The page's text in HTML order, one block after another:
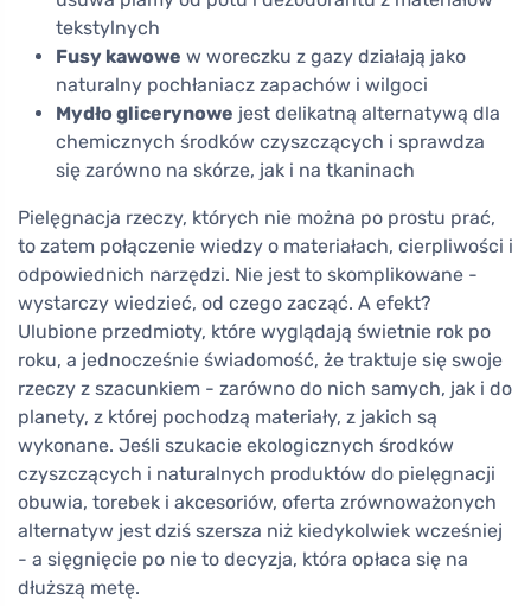
tekstylnych
Fusy kawowe w woreczku z gazy działają jako
naturalny pochłaniacz zapachów i wilgoci
Mydło glicerynowe jest delikatną alternatywą dla
chemicznych środków czyszczących i sprawdza
się zarówno na skórze, jak i na tkaninach
Pielęgnacja rzeczy, których nie można po prostu prać,
to zatem połączenie wiedzy o materiałach, cierpliwości i
odpowiednich narzędzi. Nie jest to skomplikowane -
wystarczy wiedzieć, od czego zacząć. A efekt?
Ulubione przedmioty, które wyglądają świetnie rok po
roku, a jednocześnie świadomość, że traktuje się swoje
rzeczy z szacunkiem - zarówno do nich samych, jak i do
planety, z której pochodzą materiały, z jakich są
wykonane. Jeśli szukacie ekologicznych środków
czyszczących i naturalnych produktów do pielęgnacji
obuwia, torebek i akcesoriów, oferta zrównoważonych
alternatyw jest dziś szersza niż kiedykolwiek wcześniej
- a sięgnięcie po nie to decyzja, która opłaca się na
dłuższą metę.